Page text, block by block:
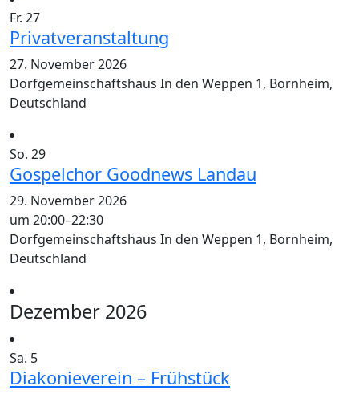
Fr. 27
Privatveranstaltung
27. November 2026
Dorfgemeinschaftshaus In den Weppen 1, Bornheim,
Deutschland
So. 29
Gospelchor Goodnews Landau
29. November 2026
um 20:00–22:30
Dorfgemeinschaftshaus In den Weppen 1, Bornheim,
Deutschland
Dezember 2026
Sa. 5
Diakonieverein – Frühstück